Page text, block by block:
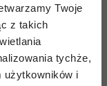
Twoje
z takich
tychże,
użytkowników i
Przed
premierowych